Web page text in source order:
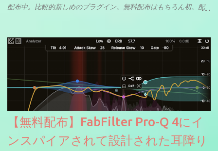
配布中。比較的新しめのプラグイン。無料配布はもちろん初。配
【無料配布】FabFilter Pro-Q 4にイ
ンスパイアされて設計された耳障り